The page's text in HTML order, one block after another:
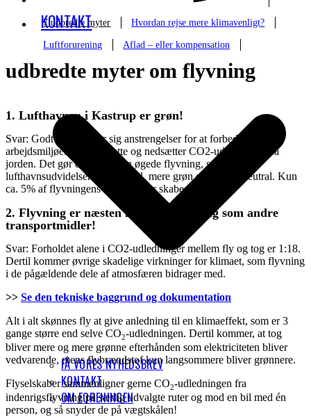
KONTAKT
FÅ VORES NYHEDSBREV
KONTAKT
OM FORENINGEN
7 udbredte myter
Hvordan rejse mere klimavenligt?
Luftforurening
Aflad – eller kompensation
udbredte myter om flyvning
1. Lufthavnen i Kastrup er grøn!
Svar: Godt at CPH gør sig anstrengelser for at forbedre
arbejdsmiljøet for de ansatte og nedsætter CO2-udledninger på
jorden. Det gør dog ikke den øgede flyvning, som
lufthavnsudvidelsen bidrager til, mere grøn eller CO2-neutral. Kun
ca. 5% af flyvningens klimaskader skabes på jorden.
2. Flyvning er næsten ligeså CO2 venlig som andre
transportmidler!
Svar: Forholdet alene i CO2-udledninger mellem fly og tog er 1:18.
Dertil kommer øvrige skadelige virkninger for klimaet, som flyvning
i de pågældende dele af atmosfæren bidrager med.
>> Se den tekniske baggrund og dokumentation
Alt i alt skønnes fly at give anledning til en klimaeffekt, som er 3
gange større end selve CO2-udledningen. Dertil kommer, at tog
bliver mere og mere grønne efterhånden som elektriciteten bliver
vedvarende, mens flybrændstof kun langsommere bliver grønnere.
Flyselskaber sammenligner gerne CO2-udledningen fra
indenrigsflyvning på særlig udvalgte ruter og mod en bil med én
person, og så snyder de på vægtskålen!